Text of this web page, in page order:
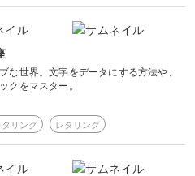
な世界。文字をデータにする方法や、
クをマスター。
リング レタリング